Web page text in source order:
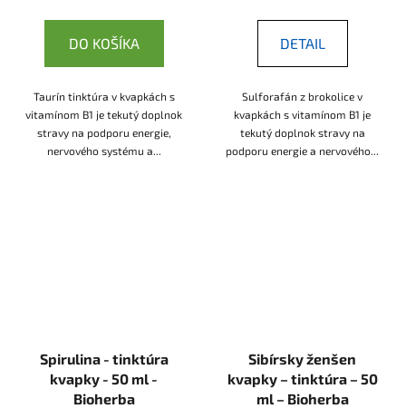
DO KOŠÍKA
Taurín tinktúra v kvapkách s
vitamínom B1 je tekutý doplnok
stravy na podporu energie,
nervového systému a...
DETAIL
Sulforafán z brokolice v
kvapkách s vitamínom B1 je
tekutý doplnok stravy na
podporu energie a nervového...
Spirulina - tinktúra
kvapky - 50 ml -
Bioherba
Sibírsky ženšen
kvapky – tinktúra – 50
ml – Bioherba